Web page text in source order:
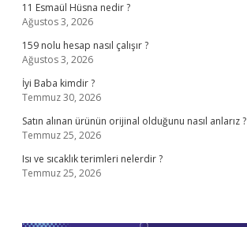
11 Esmaül Hüsna nedir ?
Ağustos 3, 2026
159 nolu hesap nasıl çalışır ?
Ağustos 3, 2026
İyi Baba kimdir ?
Temmuz 30, 2026
Satın alınan ürünün orijinal olduğunu nasıl anlarız ?
Temmuz 25, 2026
Isı ve sıcaklık terimleri nelerdir ?
Temmuz 25, 2026